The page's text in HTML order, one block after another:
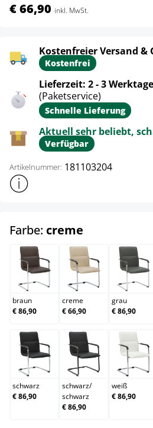
€ 66,90 inkl. MwSt.
Kostenfreier Versand &
Kostenfrei
Lieferzeit: 2 - 3 Werktage
(Paketservice)
Schnelle Lieferung
Aktuell sehr beliebt,
Verfügbar
Artikelnummer: 181103204
Weitere Produktinformationen
Farbe: creme
braun
braun
€ 86,90
creme
creme
€ 66,90
grau
grau
€ 86,90
schwarz
schwarz
€ 86,90
schwarz/schwarz
schwarz/
schwarz
€ 86,90
weiß
weiß
€ 86,90